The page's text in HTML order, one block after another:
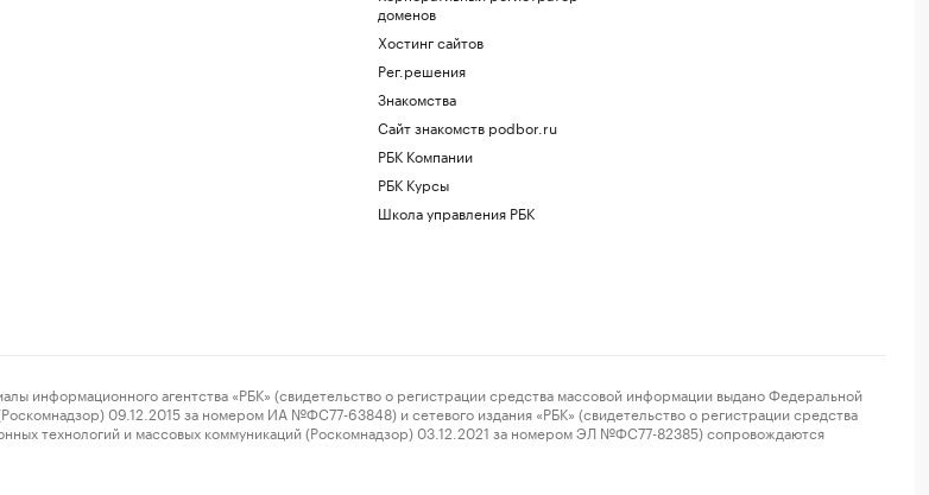
доменов
Хостинг сайтов
Рег.решения
Знакомства
Сайт знакомств podbor.ru
РБК Компании
РБК Курсы
Школа управления РБК
агентства «РБК» (свидетельство о регистрации средства массовой информации выдано Федеральной
09.12.2015 за номером ИА №ФС77-63848) и сетевого издания «РБК» (свидетельство о регистрации средства
технологий и массовых коммуникаций (Роскомнадзор) 03.12.2021 за номером ЭЛ №ФС77-82385) сопровождаются